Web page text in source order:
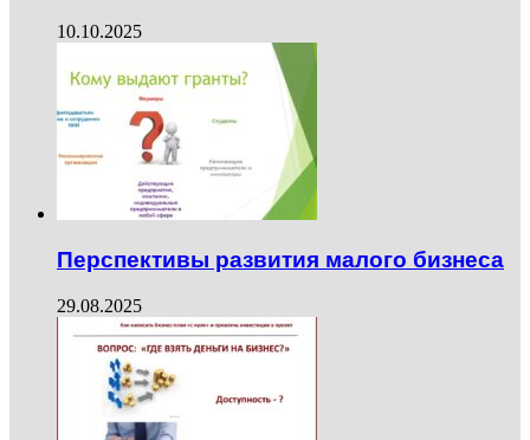
10.10.2025
Перспективы развития малого бизнеса
29.08.2025